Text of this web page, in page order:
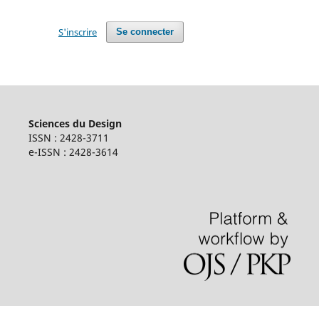
Se connecter
S'inscrire
Sciences du Design
ISSN : 2428-3711
e-ISSN : 2428-3614